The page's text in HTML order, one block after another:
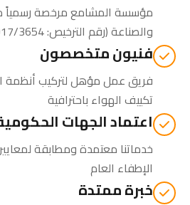
مؤسسة المشامع مرخصة رسمياً
والصناعة (رقم الترخيص: 2017/3654)
فنيون متخصصون
فريق عمل مؤهل لتركيب أنظمة
تكييف الهواء باحترافية
اعتماد الجهات
خدماتنا معتمدة ومطابقة
الإطفاء العام
خبرة ممتدة